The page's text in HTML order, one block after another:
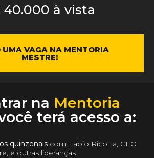
40.000 à vista
UMA VAGA NA MENTORIA
MESTRE!
na Mentoria
terá acesso a:
quinzenais com Fabio Ricotta, CEO
e outras lideranças